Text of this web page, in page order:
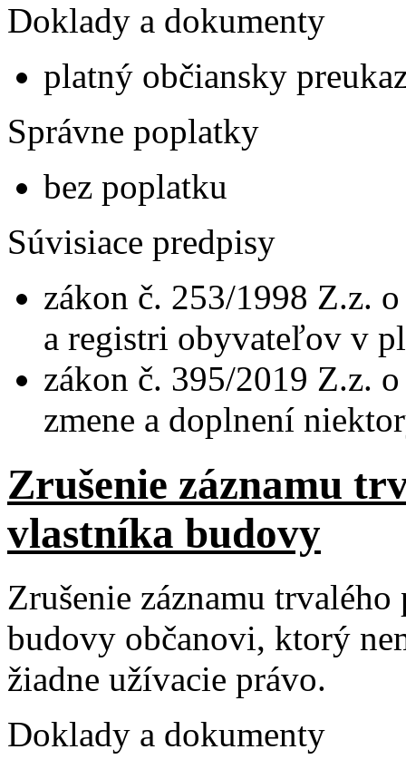
Doklady a dokumenty
platný občiansky
Správne poplatky
bez poplatku
Súvisiace predpisy
zákon č. 253/1998 Z.z.
a registri obyvateľov v
zákon č. 395/2019 Z.z.
zmene a doplnení
Zrušenie záznamu
vlastníka budovy
Zrušenie záznamu
budovy občanovi, ktorý
žiadne užívacie právo.
Doklady a dokumenty